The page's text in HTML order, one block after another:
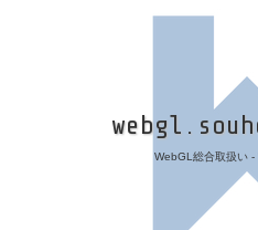
WebGL総合取扱い